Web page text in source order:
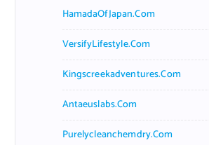
HamadaOfJapan.com
VersifyLifestyle.com
Kingscreekadventures.com
Antaeuslabs.com
Purelycleanchemdry.com